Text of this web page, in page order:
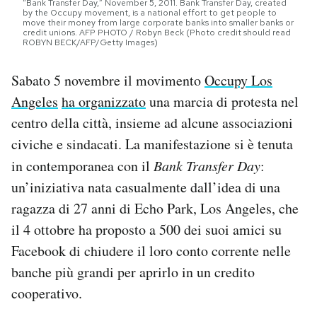
SHOP
AREA PERSONALE
Area Personale
Newsletter
Hai bisogno di aiuto?
Esci
“Bank Transfer Day,” November 5, 2011. Bank Transfer Day, created
by the Occupy movement, is a national effort to get people to
move their money from large corporate banks into smaller banks or
credit unions. AFP PHOTO / Robyn Beck (Photo credit should read
ROBYN BECK/AFP/Getty Images)
Sabato 5 novembre il movimentoOccupy Los
Angeles ha organizzatouna marcia di protesta nel
centro della città, insieme ad alcune associazioni
civiche e sindacati. La manifestazione si è tenuta
in contemporanea con il Bank Transfer Day:
un’iniziativa nata casualmente dall’idea di una
ragazza di 27 anni di Echo Park, Los Angeles, che
il 4 ottobre ha proposto a 500 dei suoi amici su
Facebook di chiudere il loro conto corrente nelle
banche più grandi per aprirlo in un credito
cooperativo.